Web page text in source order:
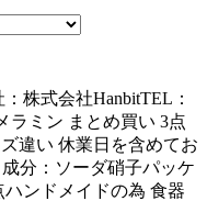
株式会社HanbitTEL：
ラミン まとめ買い 3点
違い 休業日を含めてお
分：ソーダ硝子パッケ
ンドメイドの為 食器